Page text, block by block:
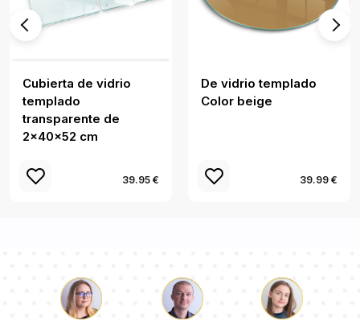
Cubierta de vidrio
templado
transparente de
2x40x52 cm
39.95 €
De vidrio templado
Color beige
39.99 €